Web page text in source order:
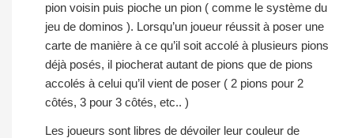
pion voisin puis pioche un pion ( comme le système du
jeu de dominos ). Lorsqu’un joueur réussit à poser une
carte de manière à ce qu’il soit accolé à plusieurs pions
déjà posés, il piocherat autant de pions que de pions
accolés à celui qu’il vient de poser ( 2 pions pour 2
côtés, 3 pour 3 côtés, etc.. )
Les joueurs sont libres de dévoiler leur couleur de